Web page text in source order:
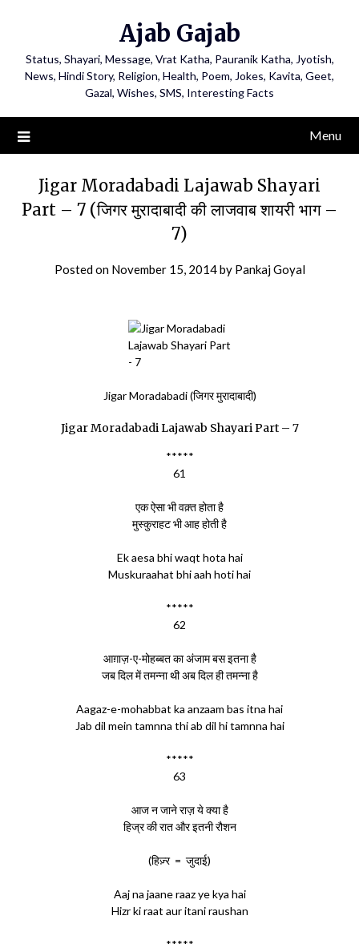
Ajab Gajab
Status, Shayari, Message, Vrat Katha, Pauranik Katha, Jyotish,
News, Hindi Story, Religion, Health, Poem, Jokes, Kavita, Geet,
Gazal, Wishes, SMS, Interesting Facts
Menu
Jigar Moradabadi Lajawab Shayari
Part – 7 (जिगर मुरादाबादी की लाजवाब शायरी भाग –
7)
Posted on November 15, 2014by Pankaj Goyal
Jigar Moradabadi (जिगर मुरादाबादी)
Jigar Moradabadi Lajawab Shayari Part – 7
*****
61
एक ऐसा भी वक़्त होता है
मुस्कुराहट भी आह होती है
Ek aesa bhi waqt hota hai
Muskuraahat bhi aah hoti hai
*****
62
आग़ाज़-ए-मोहब्बत का अंजाम बस इतना है
जब दिल में तमन्ना थी अब दिल ही तमन्ना है
Aagaz-e-mohabbat ka anzaam bas itna hai
Jab dil mein tamnna thi ab dil hi tamnna hai
*****
63
आज न जाने राज़ ये क्या है
हिज्र की रात और इतनी रौशन
(हिज़्र = जुदाई)
Aaj na jaane raaz ye kya hai
Hizr ki raat aur itani raushan
*****